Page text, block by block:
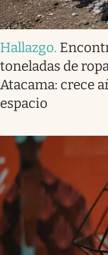
Hallazgo.
toneladas de
Atacama: crece
espacio